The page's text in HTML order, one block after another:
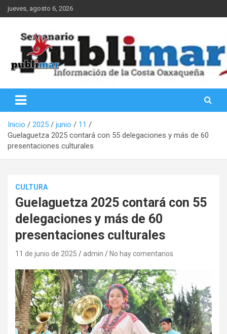
Saltar
al
jueves, agosto 6, 2026
PubliMar
Inicio 2025 junio
11
Guelaguetza 2025 contará con 55 delegaciones y más de 60
presentaciones culturales
CULTURA
Guelaguetza 2025 contará con 55
delegaciones y más de 60
presentaciones culturales
11 de junio de 2025 admin No hay comentarios